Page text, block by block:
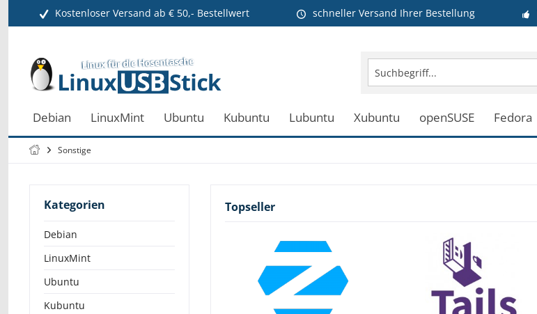
Kostenloser Versand ab € 50,- Bestellwert schneller Versand Ihrer Bestellung
Debian LinuxMint Ubuntu Kubuntu Lubuntu Xubuntu openSUSE Fedora
Sonstige
Kategorien
Debian
LinuxMint
Ubuntu
Kubuntu
Topseller